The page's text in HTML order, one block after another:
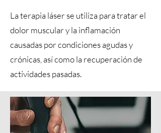
La terapia láser se utiliza para tratar el
dolor muscular y la inflamación
causadas por condiciones agudas y
crónicas, así como la recuperación de
actividades pasadas.